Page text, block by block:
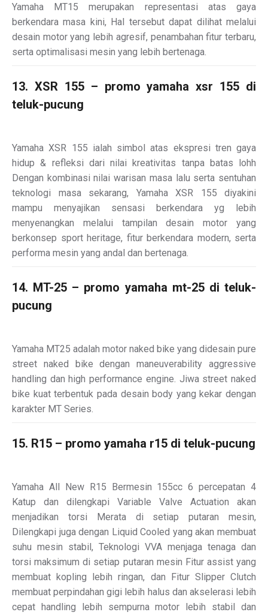
Yamaha MT15 merupakan representasi atas gaya
berkendara masa kini, Hal tersebut dapat dilihat melalui
desain motor yang lebih agresif, penambahan fitur terbaru,
serta optimalisasi mesin yang lebih bertenaga.
13. XSR 155 – promo yamaha xsr 155 di
teluk-pucung
Yamaha XSR 155 ialah simbol atas ekspresi tren gaya
hidup & refleksi dari nilai kreativitas tanpa batas lohh
Dengan kombinasi nilai warisan masa lalu serta sentuhan
teknologi masa sekarang, Yamaha XSR 155 diyakini
mampu menyajikan sensasi berkendara yg lebih
menyenangkan melalui tampilan desain motor yang
berkonsep sport heritage, fitur berkendara modern, serta
performa mesin yang andal dan bertenaga.
14. MT-25 – promo yamaha mt-25 di teluk-
pucung
Yamaha MT25 adalah motor naked bike yang didesain pure
street naked bike dengan maneuverability aggressive
handling dan high performance engine. Jiwa street naked
bike kuat terbentuk pada desain body yang kekar dengan
karakter MT Series.
15. R15 – promo yamaha r15 di teluk-pucung
Yamaha All New R15 Bermesin 155cc 6 percepatan 4
Katup dan dilengkapi Variable Valve Actuation akan
menjadikan torsi Merata di setiap putaran mesin,
Dilengkapi juga dengan Liquid Cooled yang akan membuat
suhu mesin stabil, Teknologi VVA menjaga tenaga dan
torsi maksimum di setiap putaran mesin Fitur assist yang
membuat kopling lebih ringan, dan Fitur Slipper Clutch
membuat perpindahan gigi lebih halus dan akselerasi lebih
cepat handling lebih sempurna motor lebih stabil dan